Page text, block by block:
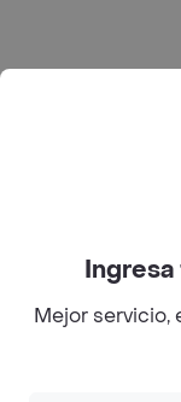
Bogotá
Mejor servicio,